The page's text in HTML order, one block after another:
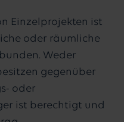
Einzelprojekten ist
oder räumliche
Weder
gegenüber
oder
ist berechtigt und